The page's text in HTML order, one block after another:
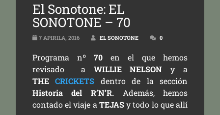
El Sonotone: EL
SONOTONE – 70
7 APIRILA, 2016 EL SONOTONE 0
Programa nº 70en el que hemos
revisado a WILLIE NELSON y a
THECRICKETS dentro de la sección
Historia del R’N’R. Además, hemos
contado el viaje a TEJASy todo lo que allí